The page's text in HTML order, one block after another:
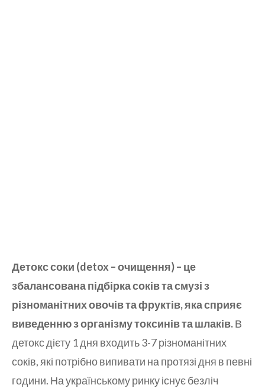
Детокс соки (detox – очищення) – це
збалансована підбірка соків та смузі з
різноманітних овочів та фруктів, яка сприяє
виведенню з організму токсинів та шлаків.В
детокс дієту 1 дня входить 3-7 різноманітних
соків, які потрібно випивати на протязі дня в певні
години. На українському ринку існує безліч